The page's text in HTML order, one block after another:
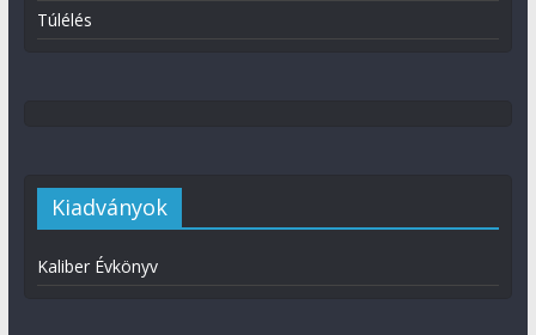
Túlélés
Kiadványok
Kaliber Évkönyv